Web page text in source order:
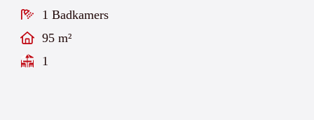
1 Badkamers
95 m²
1